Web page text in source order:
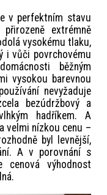
v perfektním stavu
extrémně
vysokému tlaku,
i vůči povrchovému
běžným
vysokou barevnou
nevyžaduje
bezúdržbový a
hadříkem. A
velmi nízkou cenu –
byl levnější,
A v porovnání s
cenová výhodnost